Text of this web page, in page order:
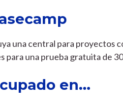
una central para proyectos
para una prueba gratuita de
en…